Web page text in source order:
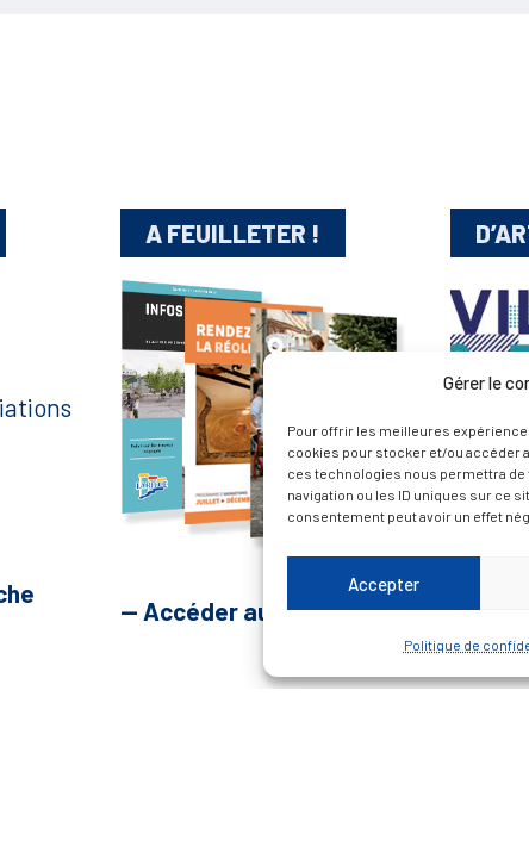
Gérer le
Pour offrir les meilleures
cookies pour stocker et/ou accéder
ces technologies nous permettra
navigation ou les ID uniques sur ce
consentement peut avoir un effet
Accepter
Politique de
A FEUILLETER !
— Accéder au kiosque —